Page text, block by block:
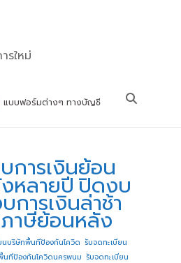
รใหม่
แบบฟอร์มต่างๆ ทางบัญชี
การเงินย้อน
หลายปี ปิดงบ
การเงินล่าช้า
าษีย้อนหลัง
นบริษัทพื้นทีป้องกันโควิด รับจดทะเบียน
นทีป้องกันโควิดนครพนม รับจดทะเบียน